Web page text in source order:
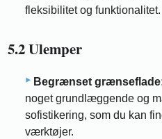
fleksibilitet og funktionalitet.
5.2 Ulemper
Begrænset
noget grundlæggende og
sofistikering, som du kan
værktøjer.